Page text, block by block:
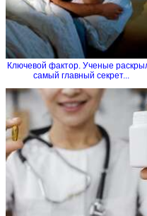
Ключевой фактор. Ученые
самый главный секрет...